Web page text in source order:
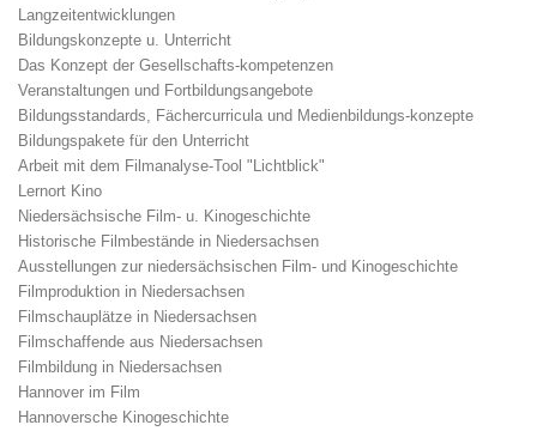
Langzeitentwicklungen
Bildungskonzepte u. Unterricht
Das Konzept der Gesellschafts-kompetenzen
Veranstaltungen und Fortbildungsangebote
Bildungsstandards, Fächercurricula und Medienbildungs-konzepte
Bildungspakete für den Unterricht
Arbeit mit dem Filmanalyse-Tool "Lichtblick"
Lernort Kino
Niedersächsische Film- u. Kinogeschichte
Historische Filmbestände in Niedersachsen
Ausstellungen zur niedersächsischen Film- und Kinogeschichte
Filmproduktion in Niedersachsen
Filmschauplätze in Niedersachsen
Filmschaffende aus Niedersachsen
Filmbildung in Niedersachsen
Hannover im Film
Hannoversche Kinogeschichte